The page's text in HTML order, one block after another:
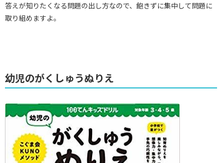
答えが知りたくなる問題の出し方なので、飽きずに集中して問題に
取り組めますよ。
幼児のがくしゅうぬりえ